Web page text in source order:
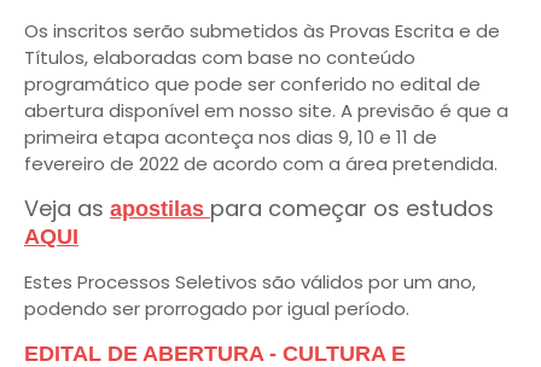
Os inscritos serão submetidos às Provas Escrita e de
Títulos, elaboradas com base no conteúdo
programático que pode ser conferido no edital de
abertura disponível em nosso site. A previsão é que a
primeira etapa aconteça nos dias 9, 10 e 11 de
fevereiro de 2022 de acordo com a área pretendida.
Veja as apostilas para começar os estudos
AQUI
Estes Processos Seletivos são válidos por um ano,
podendo ser prorrogado por igual período.
EDITAL DE ABERTURA - CULTURA E